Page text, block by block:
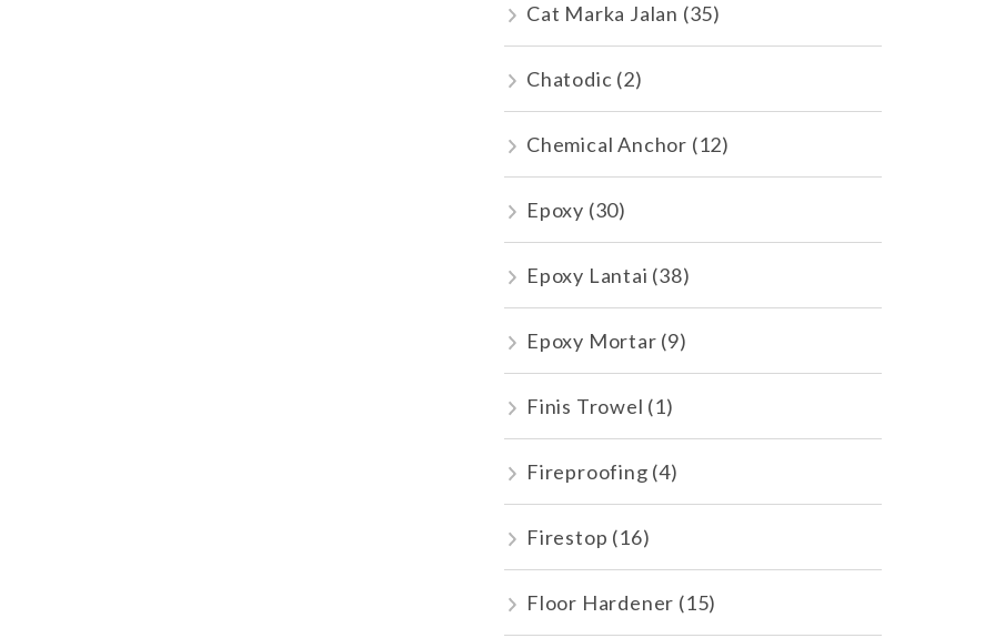
Cat Marka Jalan (35)
Chatodic (2)
Chemical Anchor (12)
Epoxy (30)
Epoxy Lantai (38)
Epoxy Mortar (9)
Finis Trowel (1)
Fireproofing (4)
Firestop (16)
Floor Hardener (15)